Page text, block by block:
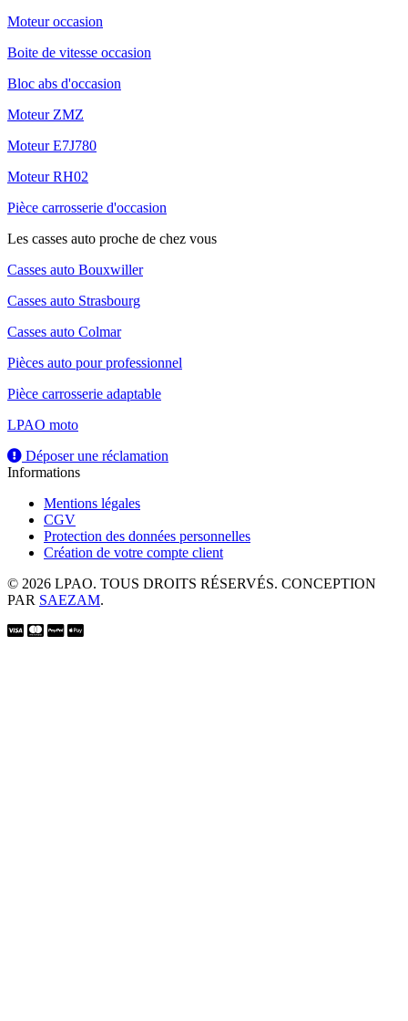
Moteur occasion
Boite de vitesse occasion
Bloc abs d'occasion
Moteur ZMZ
Moteur E7J780
Moteur RH02
Pièce carrosserie d'occasion
Les casses auto proche de chez vous
Casses auto Bouxwiller
Casses auto Strasbourg
Casses auto Colmar
Pièces auto pour professionnel
Pièce carrosserie adaptable
LPAO moto
Déposer une réclamation
Informations
Mentions légales
CGV
Protection des données personnelles
Création de votre compte client
© 2026 LPAO. TOUS DROITS RÉSERVÉS. CONCEPTION
PAR SAEZAM.